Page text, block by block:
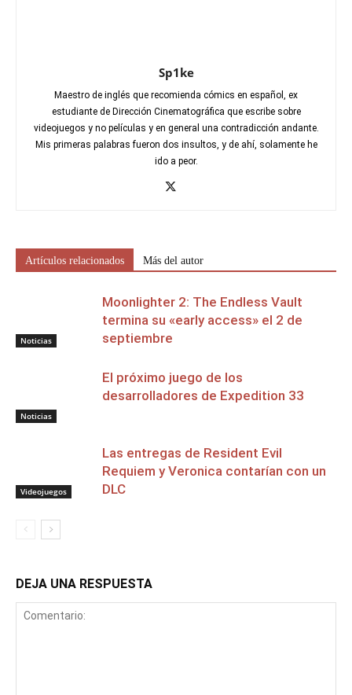
Sp1ke
Maestro de inglés que recomienda cómics en español, ex
estudiante de Dirección Cinematográfica que escribe sobre
videojuegos y no películas y en general una contradicción andante.
Mis primeras palabras fueron dos insultos, y de ahí, solamente he
ido a peor.
Artículos relacionados Más del autor
Noticias
Moonlighter 2: The Endless Vault
termina su «early access» el 2 de
septiembre
Noticias
El próximo juego de los
desarrolladores de Expedition 33
Videojuegos
Las entregas de Resident Evil
Requiem y Veronica contarían con un
DLC
DEJA UNA RESPUESTA